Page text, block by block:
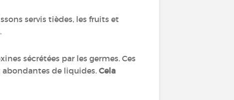
servis tièdes, les fruits et
.
sécrétées par les germes. Ces
de liquides.Cela